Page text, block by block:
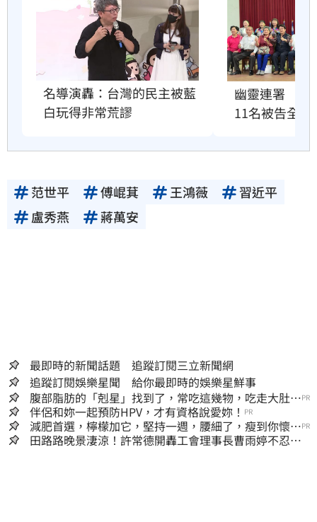
名導演轟：台灣的民主被藍
白玩得非常荒謬
幽靈連署　國
11名被告全緩
范世平 傅崐萁 王鴻薇
習近平
盧秀燕
蔣萬安
最即時的新聞話題 追蹤訂閱三立新聞網
追蹤訂閱娛樂星聞 給你最即時的娛樂星鮮事
腹部脂肪的「剋星」找到了，常吃這幾物，吃走大肚
囊，瘦出小蠻腰
PR
伴侶和妳一起預防HPV，才有資格說愛妳！ PR
減肥首選，檸檬加它，堅持一週，腰細了，瘦到你懷疑
人生
PR
田路路晚景淒涼！許常德開轟工會理事長曹雨婷不忍